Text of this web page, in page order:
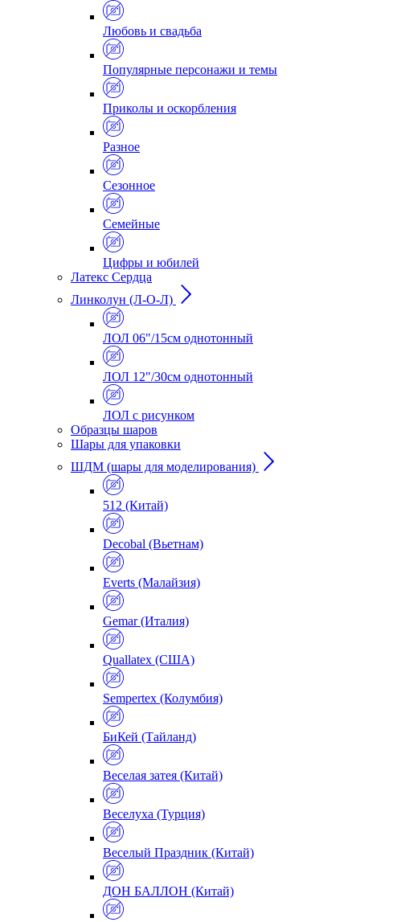
Любовь и свадьба
Популярные персонажи и темы
Приколы и оскорбления
Разное
Сезонное
Семейные
Цифры и юбилей
Латекс Сердца
Линколун (Л-О-Л)
ЛОЛ 06"/15см однотонный
ЛОЛ 12"/30см однотонный
ЛОЛ с рисунком
Образцы шаров
Шары для упаковки
ШДМ (шары для моделирования)
512 (Китай)
Decobal (Вьетнам)
Everts (Малайзия)
Gemar (Италия)
Quallatex (США)
Sempertex (Колумбия)
БиКей (Тайланд)
Веселая затея (Китай)
Веселуха (Турция)
Веселый Праздник (Китай)
ДОН БАЛЛОН (Китай)